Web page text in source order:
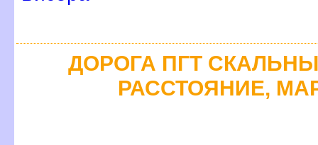
ДОРОГА ПГТ
РАССТОЯНИЕ,